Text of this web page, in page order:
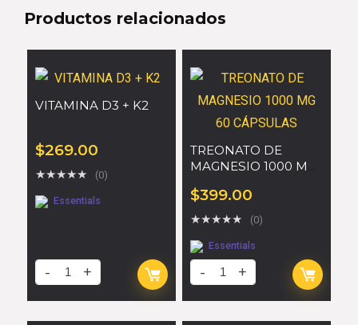
Productos relacionados
VITAMINA D3 + K2
$269.00
★★★★★ (0)
Essentials
TREONATO DE
MAGNESIO 1000 MG
$399.00
★★★★★ (0)
Essentials